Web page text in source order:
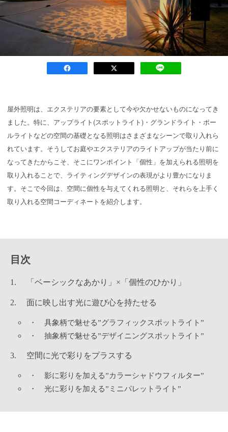
屋外照明は、エクステリアの要素として今や欠かせないものになってき
ました。特に、アップライト(スポットライト)・グランドライト・ポー
ルライトなどの空間の基礎となる照明はさまざまなシーンで取り入れら
れています。そうしてお庭やエクステリアのライトアップが当たり前に
なってきたからこそ、そこにワンポイント「個性」を加えられる照明を
取り入れることで、ライティングデザインの表現がより豊かになりま
す。そこで今回は、空間に個性を与えてくれる照明と、それらを上手く
取り入れる空間コーディネートを紹介します。
目次
「ベーシックなあかり」×「個性のひかり」
面に映し出す光に遊び心を持たせる
・具象柄で魅せる”グラフィックスポットライト”
・抽象柄で魅せる”デザイニングスポットライト”
空間に光で彩りをプラスする
・影に彩りを加える”カラーシャドウフィルター”
・光に彩りを加える”ミニパレットライト”